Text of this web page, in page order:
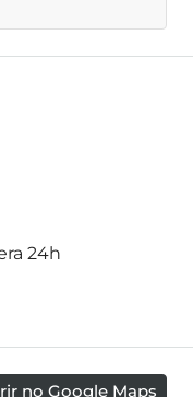
24h
no Google Maps